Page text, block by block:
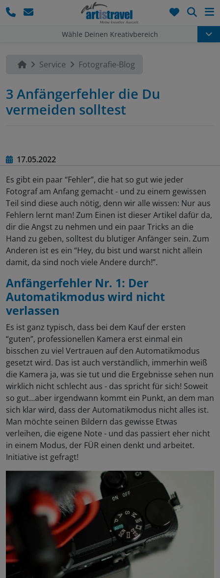
Wähle Deinen Kreativbereich
Service Fotografie-Blog
3 Anfängerfehler die Du
vermeiden solltest
17.05.2022
Es gibt ein paar “Fehler”, die hat so gut wie jeder
Fotograf am Anfang gemacht - und zu einem gewissen
Teil sind diese auch nötig, denn wir alle wissen: Nur aus
Fehlern lernt man! Zum Einen ist dieser Artikel dafür da,
dir die Angst zu nehmen und ein paar Tricks an die
Hand zu geben, solltest du blutiger Anfänger sein. Zum
Anderen ist es ein “Hey, du bist und warst nicht allein
damit, da sind noch viele Andere durch!”.
Anfängerfehler Nr. 1: Der
Automatikmodus wird nicht
verlassen
Es ist ganz typisch, dass bei dem Kauf der ersten
“guten”, professionellen Kamera erst einmal ein
bisschen zu viel Vertrauen auf den Automatikmodus
gesetzt wird. Das ist auch verständlich, immerhin weiß
die Kamera ja, was sie tut und die Ergebnisse sehen nun
wirklich nicht schlecht aus - das spricht für sich! Soweit
so gut…aber irgendwann kommt ein Punkt, an dem man
sich klar wird, dass der Automatikmodus nicht alles ist.
Man möchte seinen Bildern das gewisse Etwas
verleihen, die eigene Note - und das passiert eher nicht
in einem Modus, der FÜR einen denkt und arbeitet.
Initiative ist gefragt!